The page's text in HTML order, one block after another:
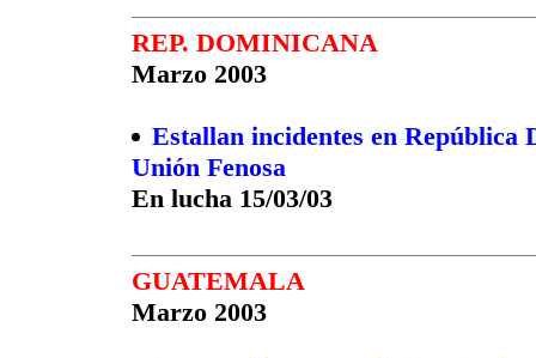
REP. DOMINICANA
Marzo 2003
Estallan incidentes en República
Unión Fenosa
En lucha 15/03/03
GUATEMALA
Marzo 2003